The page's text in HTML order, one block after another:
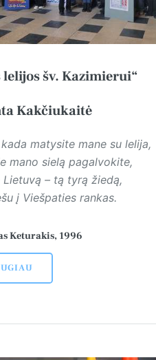
lelijos šv. Kazimierui“
Kakčiukaitė
matysite mane su lelija,
mano sielą pagalvokite,
Lietuvą – tą tyrą žiedą,
į Viešpaties rankas.
Keturakis, 1996